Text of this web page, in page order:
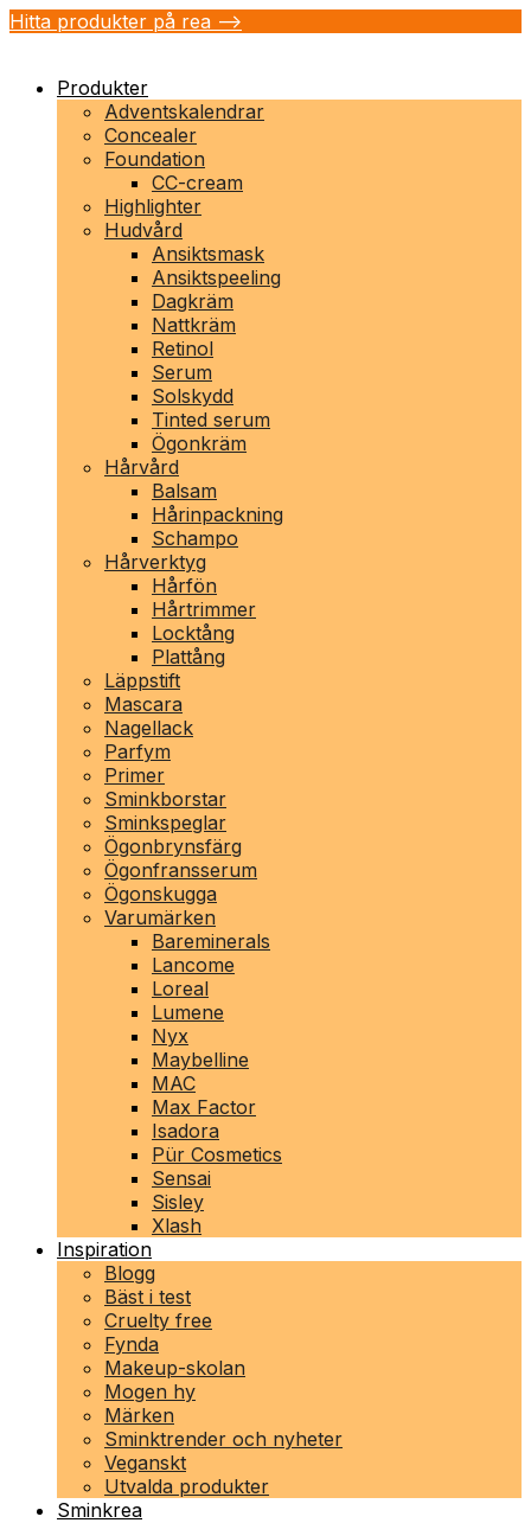
Hitta produkter på rea -->
Produkter
Adventskalendrar
Concealer
Foundation
CC-cream
Highlighter
Hudvård
Ansiktsmask
Ansiktspeeling
Dagkräm
Nattkräm
Retinol
Serum
Solskydd
Tinted serum
Ögonkräm
Hårvård
Balsam
Hårinpackning
Schampo
Hårverktyg
Hårfön
Hårtrimmer
Locktång
Plattång
Läppstift
Mascara
Nagellack
Parfym
Primer
Sminkborstar
Sminkspeglar
Ögonbrynsfärg
Ögonfransserum
Ögonskugga
Varumärken
Bareminerals
Lancome
Loreal
Lumene
Nyx
Maybelline
MAC
Max Factor
Isadora
Pür Cosmetics
Sensai
Sisley
Xlash
Inspiration
Blogg
Bäst i test
Cruelty free
Fynda
Makeup-skolan
Mogen hy
Märken
Sminktrender och nyheter
Veganskt
Utvalda produkter
Sminkrea